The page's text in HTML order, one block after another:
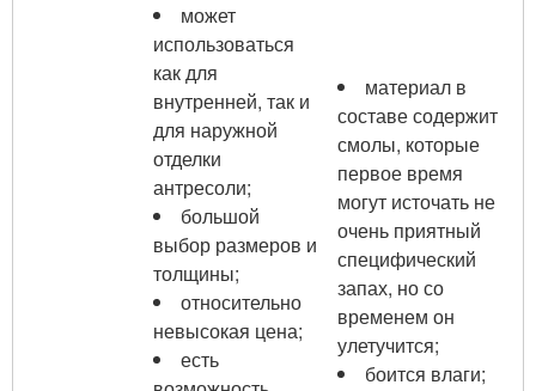
может
использоваться
как для
внутренней, так и
для наружной
отделки
антресоли;
большой
выбор размеров и
толщины;
относительно
невысокая цена;
есть
материал в
составе содержит
смолы, которые
первое время
могут источать не
очень приятный
специфический
запах, но со
временем он
улетучится;
боится влаги;